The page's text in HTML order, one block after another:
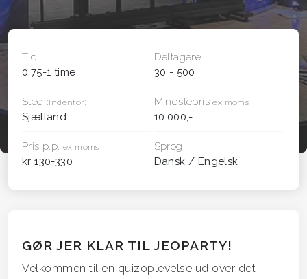
Tid
0,75-1 time
Deltagere
30 - 500
Sted (Indenfor)
Sjælland
Mindsteprisex moms
10.000,-
Pris p.p. ex moms
kr 130-330
Sprog
Dansk / Engelsk
GØR JER KLAR TIL JEOPARTY!
Velkommen til en quizoplevelse ud over det